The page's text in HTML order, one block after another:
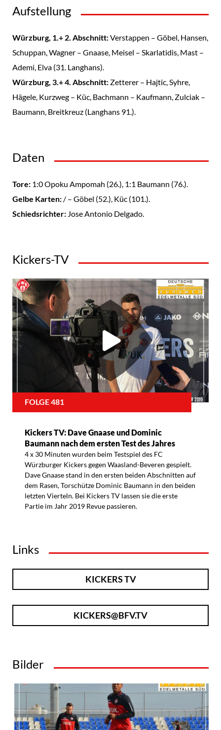
Aufstellung
Würzburg, 1.+ 2. Abschnitt:Verstappen – Göbel, Hansen,
Schuppan, Wagner – Gnaase, Meisel – Skarlatidis, Mast –
Ademi, Elva (31. Langhans).
Würzburg, 3.+ 4. Abschnitt: Zetterer – Hajtic, Syhre,
Hägele, Kurzweg – Küc, Bachmann – Kaufmann, Zulciak –
Baumann, Breitkreuz (Langhans 91.).
Daten
Tore: 1:0 Opoku Ampomah (26.), 1:1 Baumann (76.).
Gelbe Karten: / – Göbel (52.), Küc (101.).
Schiedsrichter: Jose Antonio Delgado.
Kickers-TV
FOLGE 481
Kickers TV: Dave Gnaase und Dominic
Baumann nach dem ersten Test des Jahres
4 x 30 Minuten wurden beim Testspiel des FC
Würzburger Kickers gegen Waasland-Beveren gespielt.
Dave Gnaase stand in den ersten beiden Abschnitten auf
dem Rasen, Torschütze Dominic Baumann in den beiden
letzten Vierteln. Bei Kickers TV lassen sie die erste
Partie im Jahr 2019 Revue passieren.
Links
KICKERS TV
KICKERS@BFV.TV
Bilder